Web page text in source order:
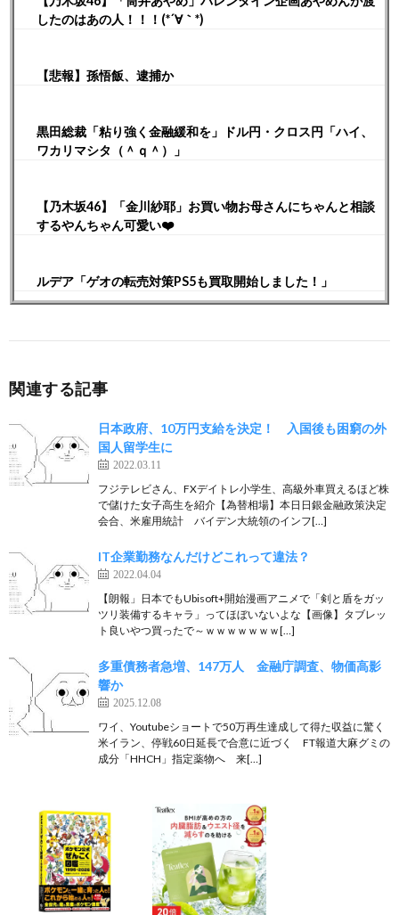
したのはあの人！！！(*´∀｀*)
【悲報】孫悟飯、逮捕か
黒田総裁「粘り強く金融緩和を」ドル円・クロス円「ハイ、
ワカリマシタ（＾ｑ＾）」
【乃木坂46】「金川紗耶」お買い物お母さんにちゃんと相談
するやんちゃん可愛い❤️
ルデア「ゲオの転売対策PS5も買取開始しました！」
関連する記事
日本政府、10万円支給を決定！ 入国後も困窮の外
国人留学生に
2022.03.11
フジテレビさん、FXデイトレ小学生、高級外車買えるほど株
で儲けた女子高生を紹介【為替相場】本日日銀金融政策決定
会合、米雇用統計 バイデン大統領のインフ[…]
IT企業勤務なんだけどこれって違法？
2022.04.04
【朗報」日本でもUbisoft+開始漫画アニメで「剣と盾をガッ
ツリ装備するキャラ」ってほぼいないよな【画像】タブレッ
ト良いやつ買ったで～ｗｗｗｗｗｗｗ[…]
多重債務者急増、147万人 金融庁調査、物価高影
響か
2025.12.08
ワイ、Youtubeショートで50万再生達成して得た収益に驚く
米イラン、停戦60日延長で合意に近づく FT報道大麻グミの
成分「HHCH」指定薬物へ 来[…]